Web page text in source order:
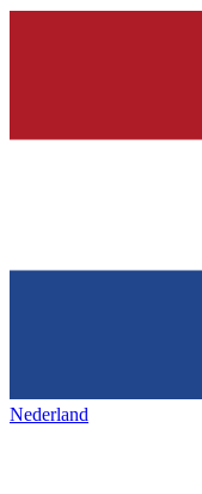
Nederland